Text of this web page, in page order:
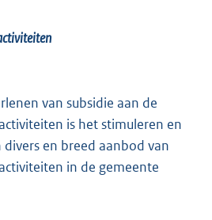
van subsidie aan de
is het stimuleren en
en breed aanbod van
in de gemeente